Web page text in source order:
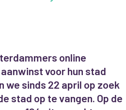
online
voor hun stad
we sinds 22 april op zoek
stad op te vangen. Op de